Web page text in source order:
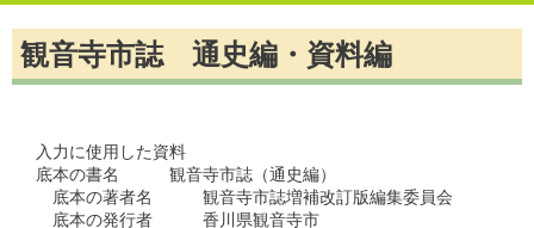
観音寺市誌 通史編・資料編
入力に使用した資料
底本の書名　　　観音寺市誌（通史編）
底本の著者名　　　観音寺市誌増補改訂版編集委員会
底本の発行者　　　香川県観音寺市